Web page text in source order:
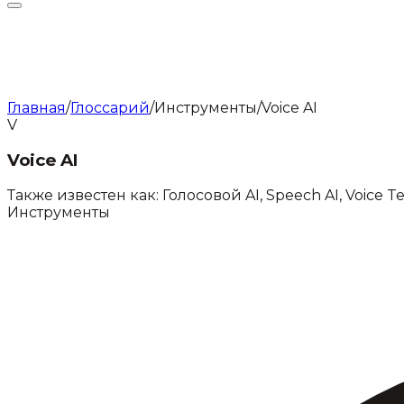
Главная/Глоссарий/Инструменты/Voice AI
V
Voice AI
Также известен как: Голосовой AI , Speech AI , Voice
Инструменты